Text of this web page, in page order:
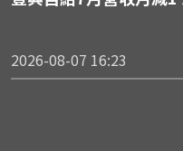
2026-08-07 16:23